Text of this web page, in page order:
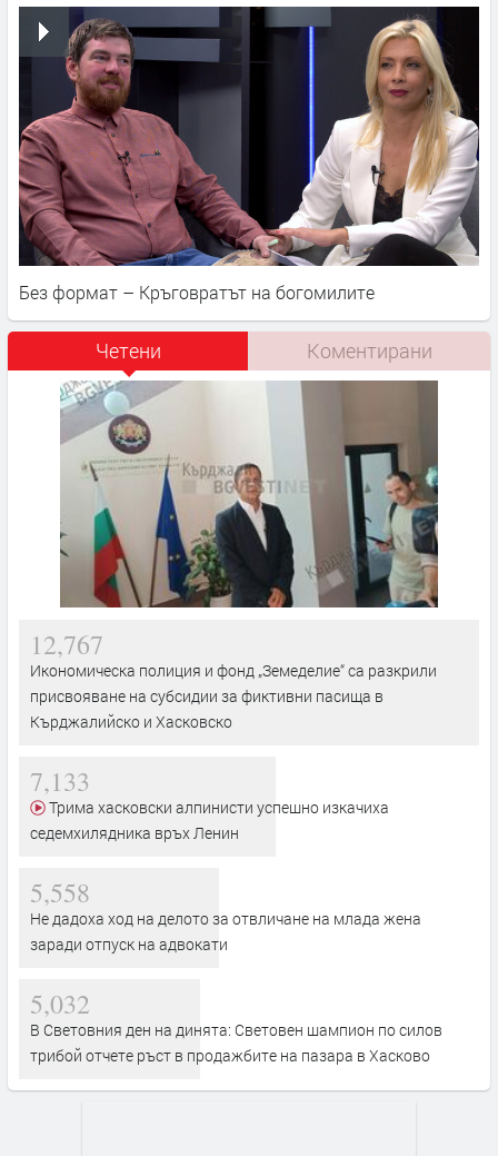
Без формат – Кръговратът на богомилите
Четени Коментирани
12,767
Икономическа полиция и фонд „Земеделие“ са разкрили
присвояване на субсидии за фиктивни пасища в
Кърджалийско и Хасковско
7,133
седемхилядника връх Ленин
5,558
Не дадоха ход на делото за отвличане на млада жена
заради отпуск на адвокати
5,032
В Световния ден на динята: Световен шампион по силов
трибой отчете ръст в продажбите на пазара в Хасково